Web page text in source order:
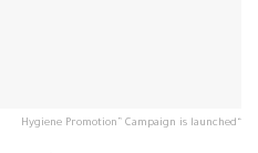
“Hygiene Promotion” Campaign is launched